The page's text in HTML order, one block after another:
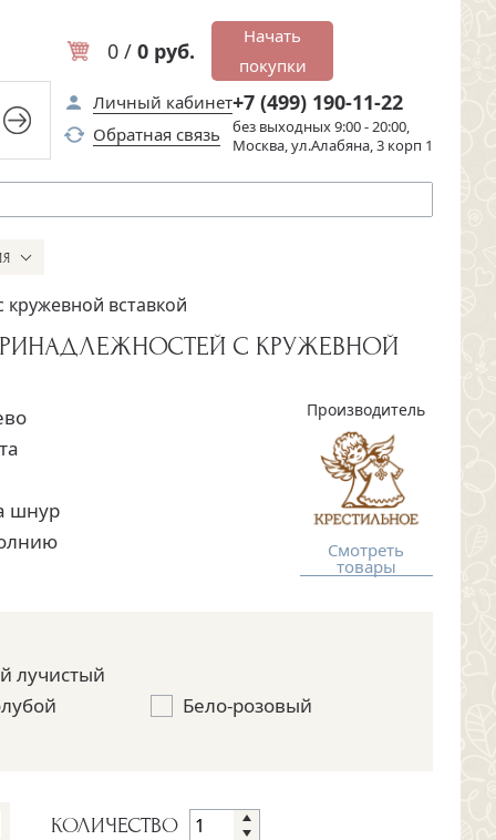
0 / 0 руб.
Начать
покупки
Личный кабинет
Обратная связь
+7 (499) 190-11-22
без выходных 9:00 - 20:00,
Москва, ул.Алабяна, 3 корп 1
вставкой
С КРУЖЕВНОЙ
шнур
Производитель
Смотреть
товары
лучистый
Бело-розовый
КОЛИЧЕСТВО